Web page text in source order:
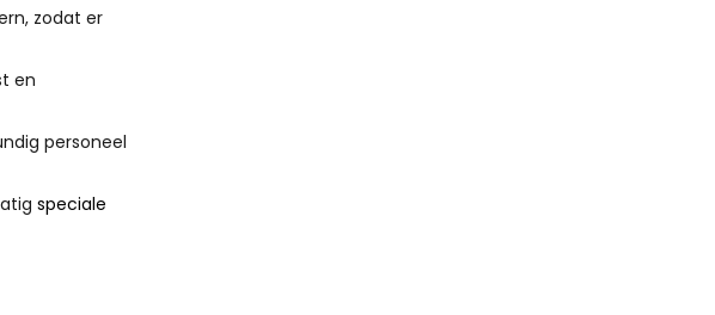
zodat er
en
personeel
speciale